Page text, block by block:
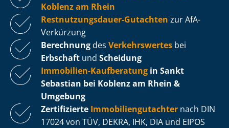
Koblenz am Rhein
Rest­nut­zungs­dau­er-Gutachten zur AfA-
Verkürzung
Berechnung des Verkehrswertes bei
Erbschaft und Scheidung
Immobilien-Kaufberatung in Sankt
Sebastian bei Koblenz am Rhein &
Umgebung
Zertifizierte Im­mo­bi­li­en­gut­ach­ter nach DIN
17024 von TÜV, DEKRA, IHK, DIA und EIPOS